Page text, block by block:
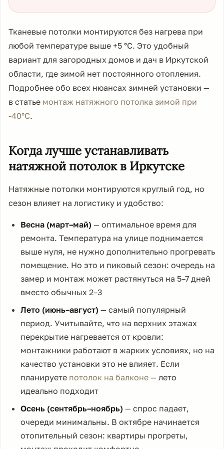
Тканевые потолки монтируются без нагрева при
любой температуре выше +5 °C. Это удобный
вариант для загородных домов и дач в Иркутской
области, где зимой нет постоянного отопления.
Подробнее обо всех нюансах зимней установки —
в статье монтаж натяжного потолка зимой при
-40°C.
Когда лучше устанавливать
натяжной потолок в Иркутске
Натяжные потолки монтируются круглый год, но
сезон влияет на логистику и удобство:
Весна (март–май) — оптимальное время для
ремонта. Температура на улице поднимается
выше нуля, не нужно дополнительно прогревать
помещение. Но это и пиковый сезон: очередь на
замер и монтаж может растянуться на 5–7 дней
вместо обычных 2–3
Лето (июнь–август) — самый популярный
период. Учитывайте, что на верхних этажах
перекрытие нагревается от кровли:
монтажники работают в жарких условиях, но на
качество установки это не влияет. Если
планируете потолок на балконе — лето
идеально подходит
Осень (сентябрь–ноябрь) — спрос падает,
очереди минимальны. В октябре начинается
отопительный сезон: квартиры прогреты,